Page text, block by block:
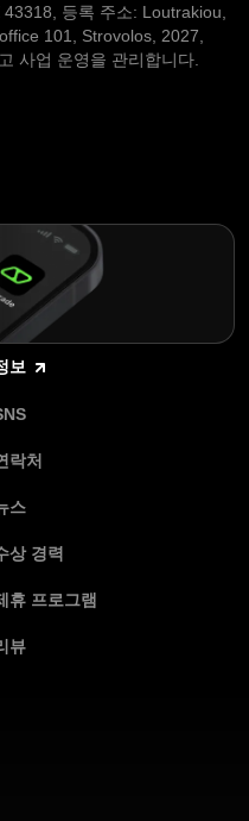
등록 주소: Loutrakiou,
101, Strovolos, 2027,
사업 운영을 관리합니다.
보
락처
스
상 경력
휴 프로그램
뷰